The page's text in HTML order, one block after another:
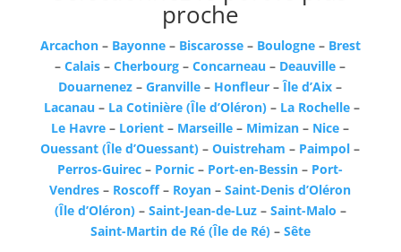
proche
Arcachon– Bayonne– Biscarosse– Boulogne– Brest
–Calais –Cherbourg –Concarneau – Deauville –
Douarnenez –Granville – Honfleur –Île d’Aix –
Lacanau – La Cotinière (Île d’Oléron) – La Rochelle –
Le Havre – Lorient – Marseille – Mimizan – Nice –
Ouessant (Île d’Ouessant) –Ouistreham – Paimpol –
Perros-Guirec – Pornic – Port-en-Bessin – Port-
Vendres – Roscoff– Royan –Saint-Denis d’Oléron
(Île d’Oléron)– Saint-Jean-de-Luz– Saint-Malo –
Saint-Martin de Ré (Île de Ré)– Sête